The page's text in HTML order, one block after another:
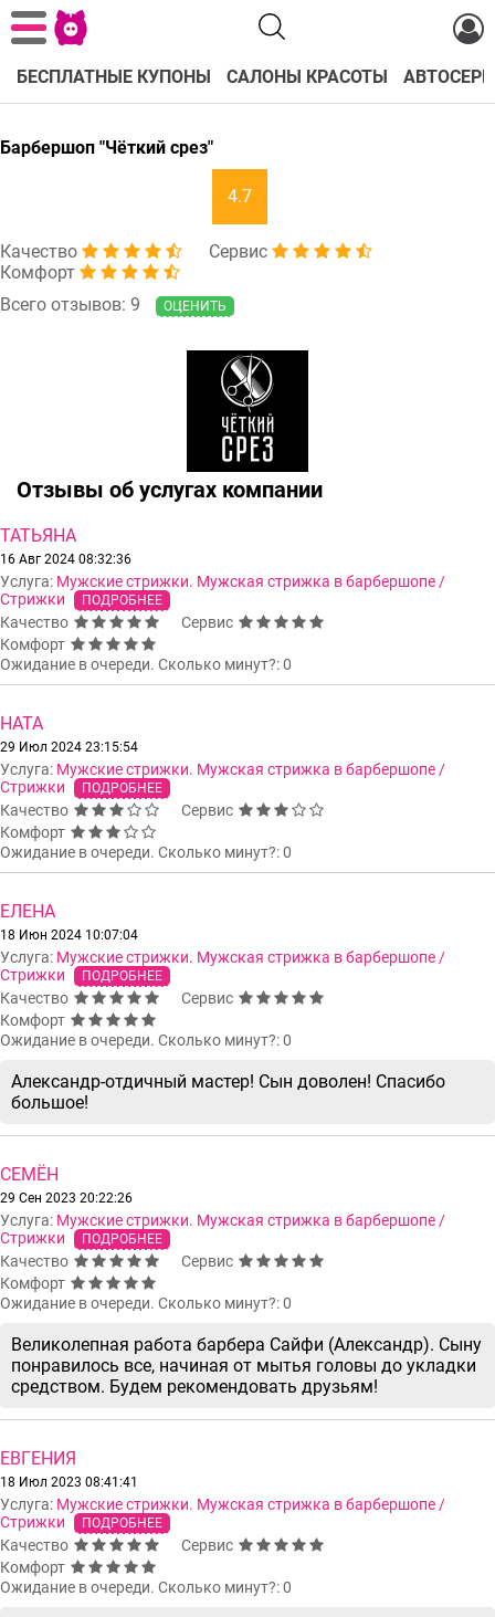
БЕСПЛАТНЫЕ КУПОНЫ САЛОНЫ КРАСОТЫ
Барбершоп "Чёткий срез"
4.7
Качество
Сервис
Комфорт
Всего отзывов: 9
ОЦЕНИТЬ
Отзывы об услугах компании
ТАТЬЯНА
16 Авг 2024 08:32:36
Услуга: Мужские стрижки. Мужская стрижка в барбершопе /
Стрижки
ПОДРОБНЕЕ
Качество
Сервис
Комфорт
Ожидание в очереди. Сколько минут?: 0
НАТА
29 Июл 2024 23:15:54
Услуга: Мужские стрижки. Мужская стрижка в барбершопе /
Стрижки
ПОДРОБНЕЕ
Качество
Сервис
Комфорт
Ожидание в очереди. Сколько минут?: 0
ЕЛЕНА
18 Июн 2024 10:07:04
Услуга: Мужские стрижки. Мужская стрижка в барбершопе /
Стрижки
ПОДРОБНЕЕ
Качество
Сервис
Комфорт
Ожидание в очереди. Сколько минут?: 0
Александр-отдичный мастер! Сын доволен! Спасибо
большое!
СЕМЁН
29 Сен 2023 20:22:26
Услуга: Мужские стрижки. Мужская стрижка в барбершопе /
Стрижки
ПОДРОБНЕЕ
Качество
Сервис
Комфорт
Ожидание в очереди. Сколько минут?: 0
Великолепная работа барбера Сайфи (Александр). Сыну
понравилось все, начиная от мытья головы до укладки
средством. Будем рекомендовать друзьям!
ЕВГЕНИЯ
18 Июл 2023 08:41:41
Услуга: Мужские стрижки. Мужская стрижка в барбершопе /
Стрижки
ПОДРОБНЕЕ
Качество
Сервис
Комфорт
Ожидание в очереди. Сколько минут?: 0